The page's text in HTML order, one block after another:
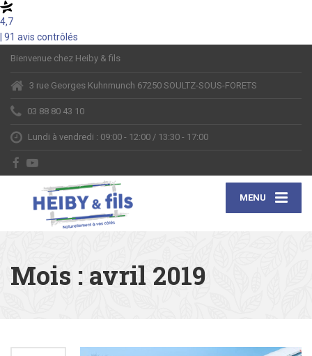
4,7
| 91 avis contrôlés
Bienvenue chez Heiby & fils
3 rue Georges Kuhnmunch 67250 SOULTZ-SOUS-FORETS
03 88 80 43 10
Lundi à vendredi : 09:00 - 12:00 / 13:30 - 17:00
MENU
Mois : avril 2019